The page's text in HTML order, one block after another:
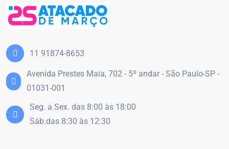
11 91874-8653
Avenida Prestes Maia, 702 - 5º andar - São Paulo-SP -
01031-001
Seg. a Sex. das 8:00 às 18:00
Sáb.das 8:30 às 12:30